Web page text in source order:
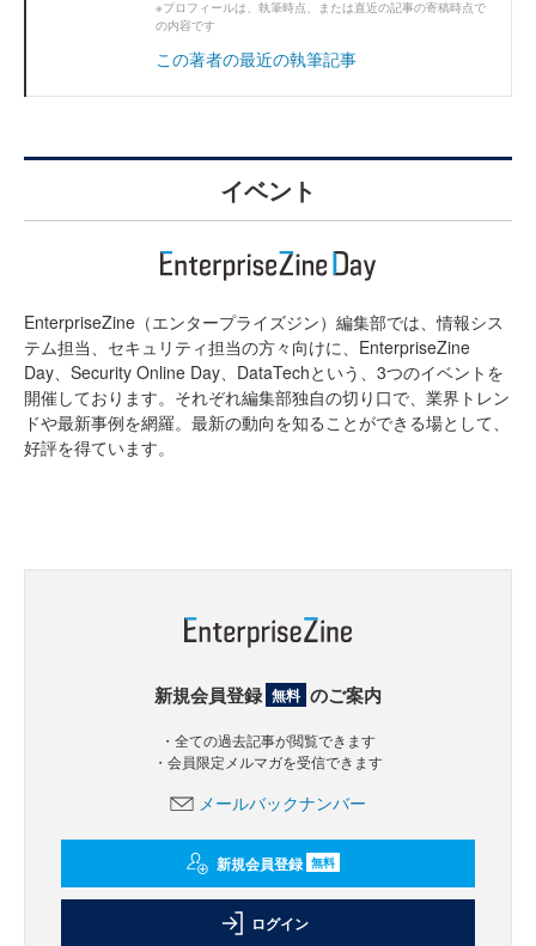
※プロフィールは、執筆時点、または直近の記事の寄稿時点で
の内容です
この著者の最近の執筆記事
イベント
EnterpriseZine（エンタープライズジン）編集部では、情報シス
テム担当、セキュリティ担当の方々向けに、EnterpriseZine
Day、Security Online Day、DataTechという、3つのイベントを
開催しております。それぞれ編集部独自の切り口で、業界トレン
ドや最新事例を網羅。最新の動向を知ることができる場として、
好評を得ています。
新規会員登録 無料 のご案内
・全ての過去記事が閲覧できます
・会員限定メルマガを受信できます
メールバックナンバー
新規会員登録 無料
ログイン